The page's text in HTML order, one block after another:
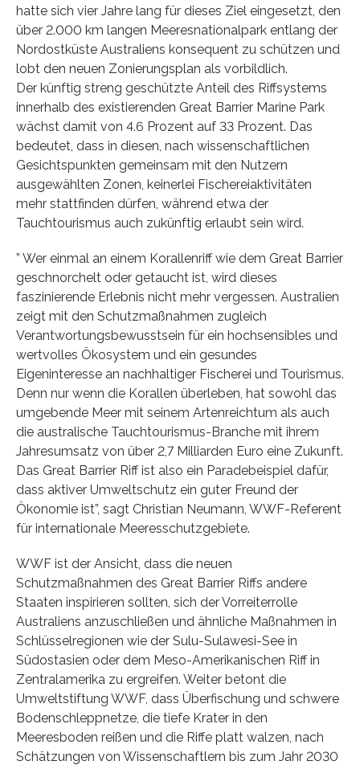
hatte sich vier Jahre lang für dieses Ziel eingesetzt, den
über 2.000 km langen Meeresnationalpark entlang der
Nordostküste Australiens konsequent zu schützen und
lobt den neuen Zonierungsplan als vorbildlich.
Der künftig streng geschützte Anteil des Riffsystems
innerhalb des existierenden Great Barrier Marine Park
wächst damit von 4.6 Prozent auf 33 Prozent. Das
bedeutet, dass in diesen, nach wissenschaftlichen
Gesichtspunkten gemeinsam mit den Nutzern
ausgewählten Zonen, keinerlei Fischereiaktivitäten
mehr stattfinden dürfen, während etwa der
Tauchtourismus auch zukünftig erlaubt sein wird.
” Wer einmal an einem Korallenriff wie dem Great Barrier
geschnorchelt oder getaucht ist, wird dieses
faszinierende Erlebnis nicht mehr vergessen. Australien
zeigt mit den Schutzmaßnahmen zugleich
Verantwortungsbewusstsein für ein hochsensibles und
wertvolles Ökosystem und ein gesundes
Eigeninteresse an nachhaltiger Fischerei und Tourismus.
Denn nur wenn die Korallen überleben, hat sowohl das
umgebende Meer mit seinem Artenreichtum als auch
die australische Tauchtourismus-Branche mit ihrem
Jahresumsatz von über 2,7 Milliarden Euro eine Zukunft.
Das Great Barrier Riff ist also ein Paradebeispiel dafür,
dass aktiver Umweltschutz ein guter Freund der
Ökonomie ist”, sagt Christian Neumann, WWF-Referent
für internationale Meeresschutzgebiete.
WWF ist der Ansicht, dass die neuen
Schutzmaßnahmen des Great Barrier Riffs andere
Staaten inspirieren sollten, sich der Vorreiterrolle
Australiens anzuschließen und ähnliche Maßnahmen in
Schlüsselregionen wie der Sulu-Sulawesi-See in
Südostasien oder dem Meso-Amerikanischen Riff in
Zentralamerika zu ergreifen. Weiter betont die
Umweltstiftung WWF, dass Überfischung und schwere
Bodenschleppnetze, die tiefe Krater in den
Meeresboden reißen und die Riffe platt walzen, nach
Schätzungen von Wissenschaftlern bis zum Jahr 2030